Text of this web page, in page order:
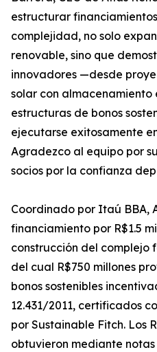
estructurar
complejidad, no solo
renovable, sino que
innovadores —desde
solar con almacenamiento
estructuras de bonos
ejecutarse exitosamente
Agradezco al equipo por
socios por la confianza
Coordinado por Itaú BBA,
financiamiento por R$1.5
construcción del complejo
del cual R$750 millones
bonos sostenibles
12.431/2011, certificados
por Sustainable Fitch. Los
obtuvieron mediante